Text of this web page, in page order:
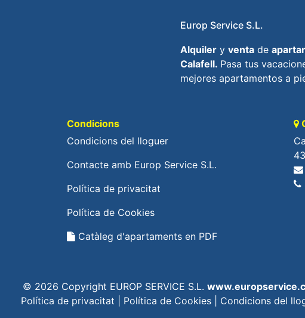
Europ Service S.L.
Alquiler y venta de
Calafell. Pasa tus
mejores apartamentos a
Condicions
Condicions del lloguer
Contacte amb Europ Service S.L.
Política de privacitat
Política de Cookies
Catàleg d'apartaments en PDF
© 2026 Copyright EUROP SERVICE S.L.
Política de privacitat
Política de Cookies Condicions del